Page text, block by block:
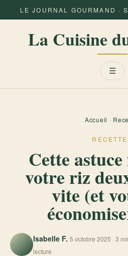
LE JOURNAL GOURMAND ·
La Cuisine
Menu
☰
Accueil ·
Cette
votre riz
vite (et
Isabelle F. 5 octobre 2025 · 3
lecture